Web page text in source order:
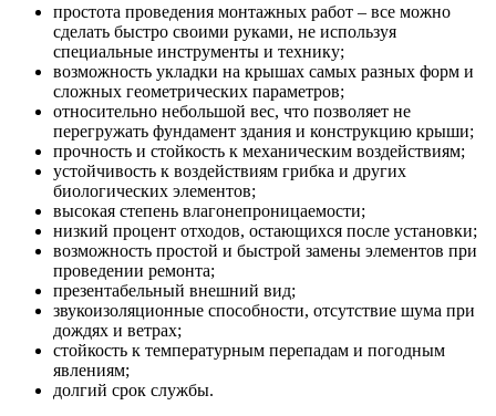
простота проведения монтажных работ – все можно
сделать быстро своими руками, не используя
специальные инструменты и технику;
возможность укладки на крышах самых разных форм и
сложных геометрических параметров;
относительно небольшой вес, что позволяет не
перегружать фундамент здания и конструкцию крыши;
прочность и стойкость к механическим воздействиям;
устойчивость к воздействиям грибка и других
биологических элементов;
высокая степень влагонепроницаемости;
низкий процент отходов, остающихся после установки;
возможность простой и быстрой замены элементов при
проведении ремонта;
презентабельный внешний вид;
звукоизоляционные способности, отсутствие шума при
дождях и ветрах;
стойкость к температурным перепадам и погодным
явлениям;
долгий срок службы.